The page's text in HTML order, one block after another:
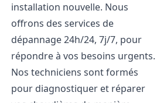
installation nouvelle. Nous
offrons des services de
dépannage 24h/24, 7j/7, pour
répondre à vos besoins urgents.
Nos techniciens sont formés
pour diagnostiquer et réparer